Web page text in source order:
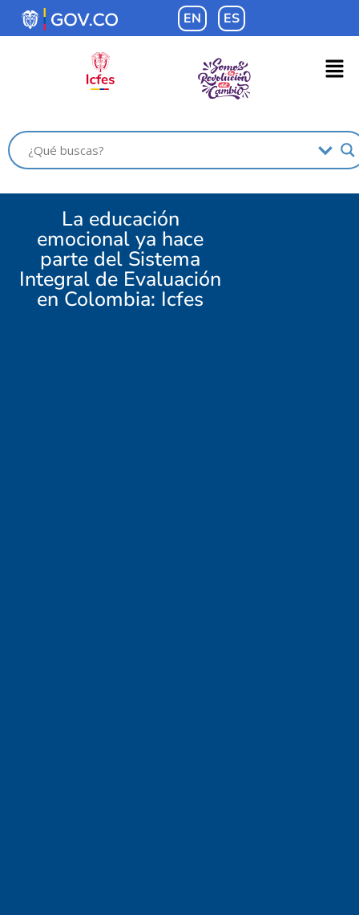
EN ES
La educación
emocional ya hace
parte del Sistema
Integral de Evaluación
en Colombia: Icfes